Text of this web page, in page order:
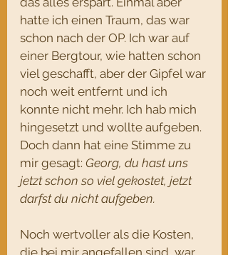
hatte ich einen Traum, das war
schon nach der OP. Ich war auf
einer Bergtour, wie hatten schon
viel geschafft, aber der Gipfel war
noch weit entfernt und ich
konnte nicht mehr. Ich hab mich
hingesetzt und wollte aufgeben.
Doch dann hat eine Stimme zu
mir gesagt: Georg, du hast uns
jetzt schon so viel gekostet, jetzt
darfst du nicht aufgeben.
Noch wertvoller als die Kosten,
die bei mir angefallen sind, war